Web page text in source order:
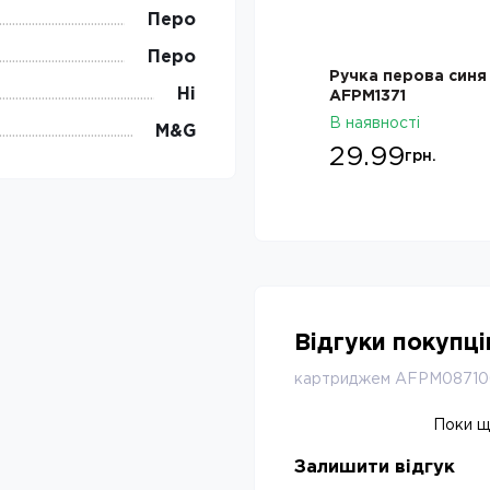
Перо
Перо
Ні
M&G
AFPM1371
Ручка перова
Fountain Pen
AFPV4372004278C
В наявності
39.99 грн.
Відгуки
картриджем
Поки
Залишити відгук